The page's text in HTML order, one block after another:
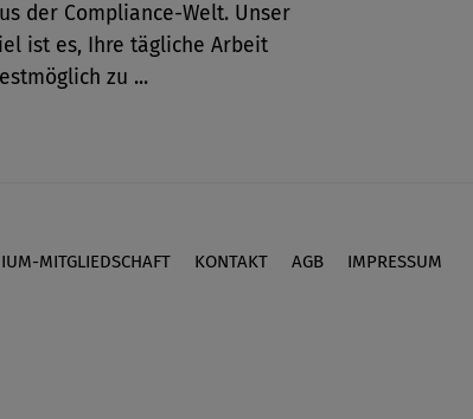
der Compliance-Welt. Unser
ist es, Ihre tägliche Arbeit
zu ...
MITGLIEDSCHAFT KONTAKT AGB IMPRESSUM